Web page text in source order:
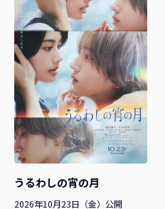
うるわしの宵の月
2026年10月23日（金）公開